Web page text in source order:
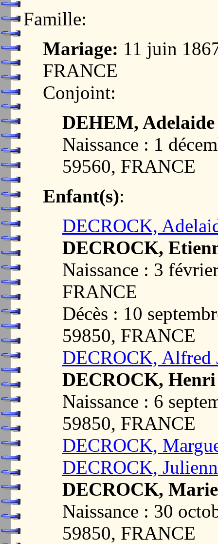
Famille:
Mariage: 11 juin
FRANCE
Conjoint:
DEHEM, Adelaide
Naissance : 1
59560, FRANCE
Enfant(s):
DECROCK,
DECROCK,
Naissance : 3
FRANCE
Décès : 10
59850, FRANCE
DECROCK, Alfred
DECROCK, Henri
Naissance : 6
59850, FRANCE
DECROCK,
DECROCK,
DECROCK,
Naissance : 30
59850, FRANCE